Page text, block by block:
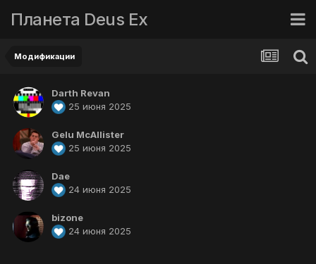
Планета Deus Ex
Модификации
Darth Revan
25 июня 2025
Gelu McAllister
25 июня 2025
Dae
24 июня 2025
bizone
24 июня 2025